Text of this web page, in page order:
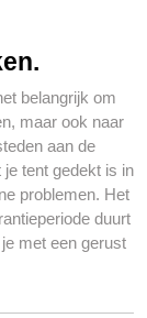
belangrijk om
maar ook naar
aan de
tent gedekt is in
problemen. Het
duurt
met een gerust